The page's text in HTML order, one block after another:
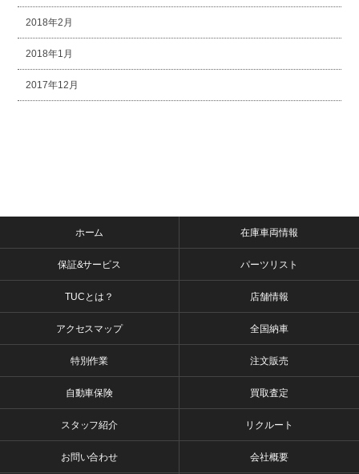
2018年2月
2018年1月
2017年12月
ホーム 在庫車両情報
保証&サービス パーツリスト
TUCとは？ 店舗情報
アクセスマップ 全国納車
特別作業 注文販売
自動車保険 買取査定
スタッフ紹介 リクルート
お問い合わせ 会社概要